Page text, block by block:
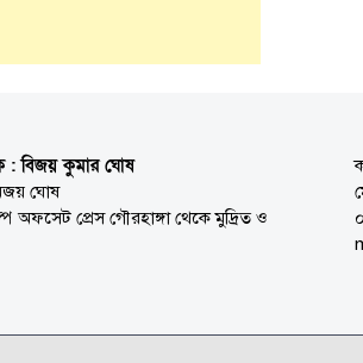
: বিজয় কুমার ঘোষ
ঘোষ
অফসেট প্রেস গৌরহাঙ্গা থেকে মুদ্রিত ও